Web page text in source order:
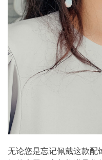
无论您是忘记佩戴这款配